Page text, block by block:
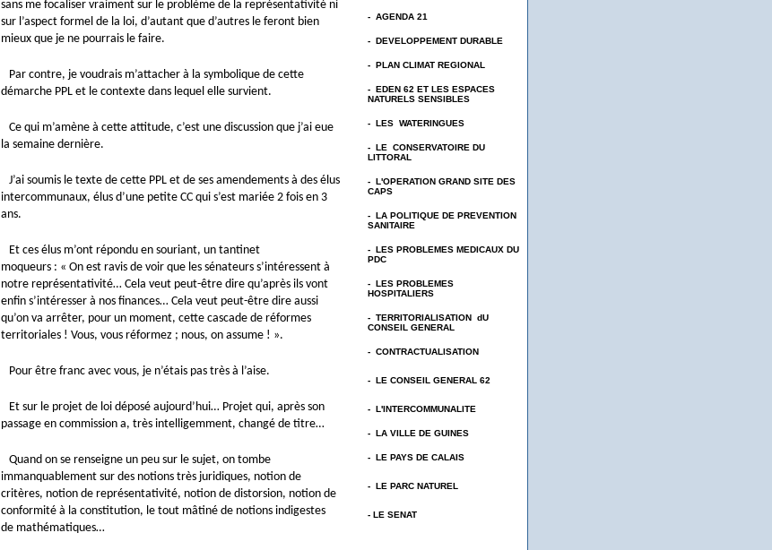
sans me focaliser vraiment sur le problème de la représentativité ni
sur l’aspect formel de la loi, d’autant que d’autres le feront bien
mieux que je ne pourrais le faire.
Par contre, je voudrais m’attacher à la symbolique de cette
démarche PPL et le contexte dans lequel elle survient.
Ce qui m’amène à cette attitude, c’est une discussion que j’ai eue
la semaine dernière.
J’ai soumis le texte de cette PPL et de ses amendements à des élus
intercommunaux, élus d’une petite CC qui s’est mariée 2 fois en 3
ans.
Et ces élus m’ont répondu en souriant, un tantinet
moqueurs : « On est ravis de voir que les sénateurs s’intéressent à
notre représentativité… Cela veut peut-être dire qu’après ils vont
enfin s’intéresser à nos finances… Cela veut peut-être dire aussi
qu’on va arrêter, pour un moment, cette cascade de réformes
territoriales ! Vous, vous réformez ; nous, on assume ! ».
Pour être franc avec vous, je n’étais pas très à l’aise.
Et sur le projet de loi déposé aujourd’hui… Projet qui, après son
passage en commission a, très intelligemment, changé de titre…
Quand on se renseigne un peu sur le sujet, on tombe
immanquablement sur des notions très juridiques, notion de
critères, notion de représentativité, notion de distorsion, notion de
conformité à la constitution, le tout mâtiné de notions indigestes
de mathématiques…
- AGENDA 21
- DEVELOPPEMENT DURABLE
- PLAN CLIMAT REGIONAL
- EDEN 62 ET LES ESPACES
NATURELS SENSIBLES
- LES WATERINGUES
- LE CONSERVATOIRE DU
LITTORAL
- L'OPERATION GRAND SITE DES
CAPS
- LA POLITIQUE DE PREVENTION
SANITAIRE
- LES PROBLEMES MEDICAUX DU
PDC
- LES PROBLEMES
HOSPITALIERS
- TERRITORIALISATION dU
CONSEIL GENERAL
- CONTRACTUALISATION
- LE CONSEIL GENERAL 62
- L'INTERCOMMUNALITE
- LA VILLE DE GUINES
- LE PAYS DE CALAIS
- LE PARC NATUREL
- LE SENAT